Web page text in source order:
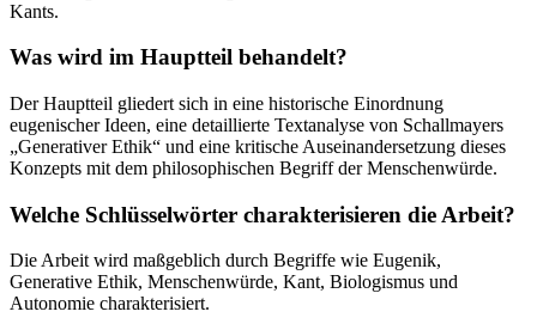
Kants.
Was wird im Hauptteil behandelt?
Der Hauptteil gliedert sich in eine historische Einordnung
eugenischer Ideen, eine detaillierte Textanalyse von Schallmayers
„Generativer Ethik“ und eine kritische Auseinandersetzung dieses
Konzepts mit dem philosophischen Begriff der Menschenwürde.
Welche Schlüsselwörter charakterisieren die Arbeit?
Die Arbeit wird maßgeblich durch Begriffe wie Eugenik,
Generative Ethik, Menschenwürde, Kant, Biologismus und
Autonomie charakterisiert.